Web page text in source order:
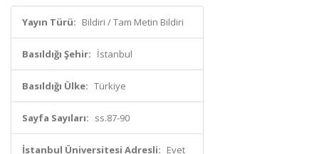
Yayın Türü: Bildiri / Tam Metin Bildiri
Basıldığı Şehir: İstanbul
Basıldığı Ülke: Türkiye
Sayfa Sayıları: ss.87-90
İstanbul Üniversitesi Adresli: Evet